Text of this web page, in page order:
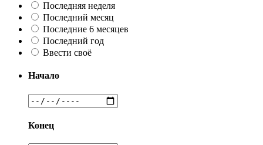
Последняя неделя
Последний месяц
Последние 6 месяцев
Последний год
Ввести своё
Начало
Конец